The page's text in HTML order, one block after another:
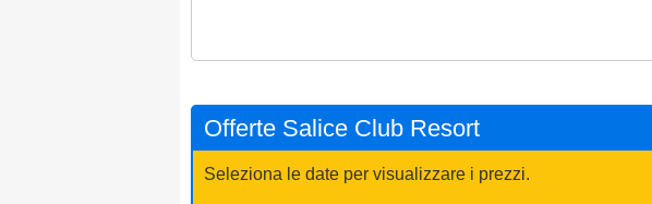
Offerte Salice Club Resort
Seleziona le date per visualizzare i prezzi.